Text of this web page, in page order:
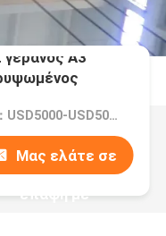
γερανός A3
Τιμή：USD5000-USD50000
Μας ελάτε σε
επαφή με